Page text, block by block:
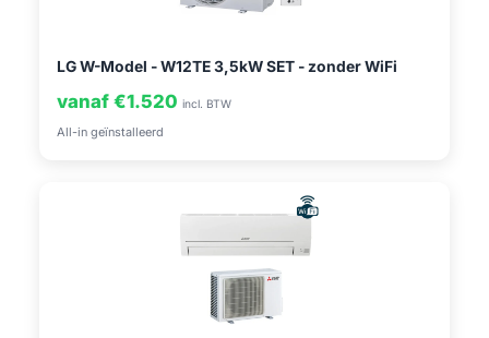
LG W-Model - W12TE 3,5kW SET - zonder WiFi
vanaf €1.520 incl. BTW
All-in geïnstalleerd